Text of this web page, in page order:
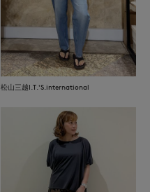
松山三越I.T.'S.international